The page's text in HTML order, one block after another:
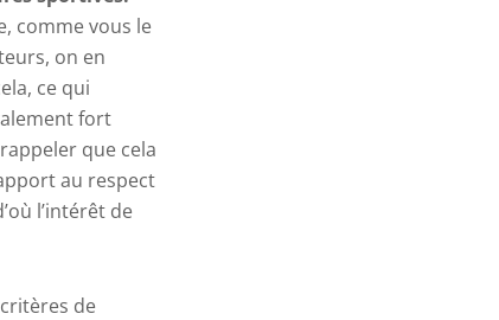
comme vous le
on en
ce qui
fort
que cela
au respect
l’intérêt de
de